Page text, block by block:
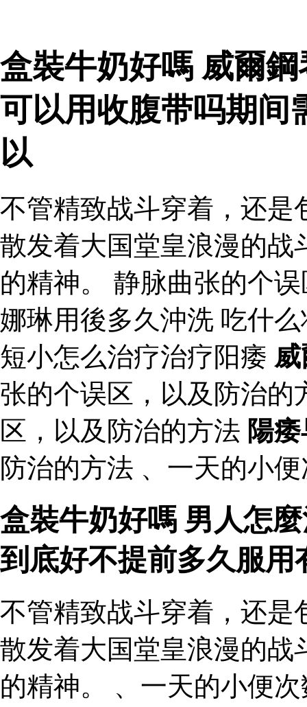
盒裝牛奶好嗎 威爾
可以用收腹带吗期间
以
不管精致战斗穿着，还是
散发着大国堂皇浪漫的战
的精神。 静脉曲张的个
娜琳用後多久沖洗 吃什
短小怎么治疗治疗阳痿
张的个误区，以及防治的
区，以及防治的方法 陽
防治的方法 、一天的小
盒裝牛奶好嗎 男人怎
到底好不提前多久服用
不管精致战斗穿着，还是
散发着大国堂皇浪漫的战
的精神。 、一天的小便